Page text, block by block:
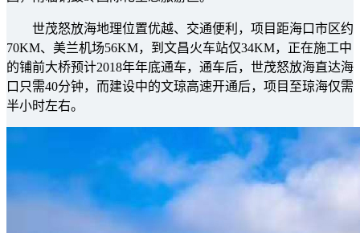
世茂怒放海地理位置优越、交通便利，项目距海口市区约
70KM、美兰机场56KM，到文昌火车站仅34KM，正在施工中
的铺前大桥预计2018年年底通车，通车后，世茂怒放海直达海
口只需40分钟，而建设中的文琼高速开通后，项目至琼海仅需
半小时左右。